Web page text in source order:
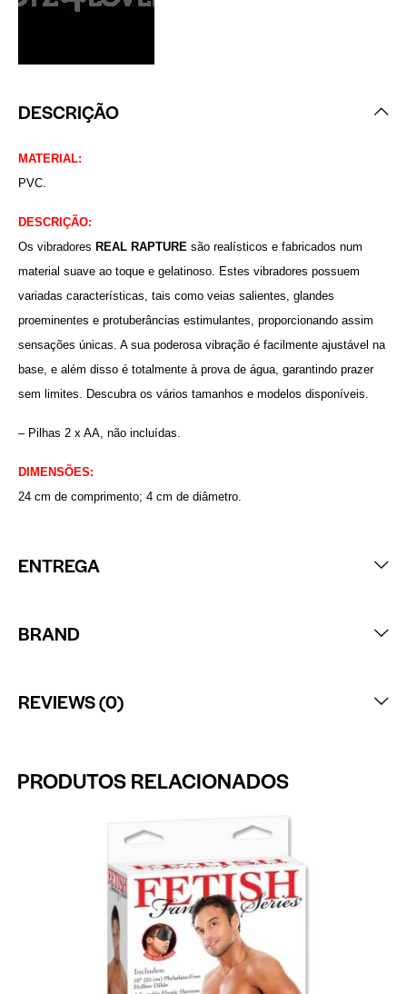
DESCRIÇÃO
MATERIAL:
PVC.
DESCRIÇÃO:
Os vibradores REAL RAPTURE são realísticos e fabricados num
material suave ao toque e gelatinoso. Estes vibradores possuem
variadas características, tais como veias salientes, glandes
proeminentes e protuberâncias estimulantes, proporcionando assim
sensações únicas. A sua poderosa vibração é facilmente ajustável na
base, e além disso é totalmente à prova de água, garantindo prazer
sem limites. Descubra os vários tamanhos e modelos disponíveis.
– Pilhas 2 x AA, não incluídas.
DIMENSÕES:
24 cm de comprimento; 4 cm de diâmetro.
ENTREGA
BRAND
REVIEWS (0)
PRODUTOS RELACIONADOS